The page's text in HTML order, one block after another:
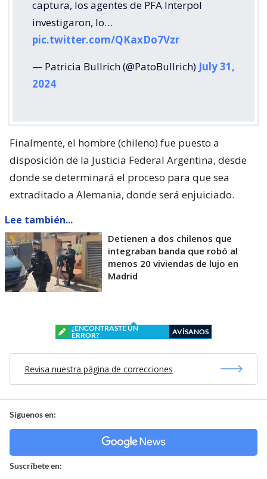
captura, los agentes de PFA Interpol
investigaron, lo…
pic.twitter.com/QKaxDo7Vzr
— Patricia Bullrich (@PatoBullrich) July 31,
2024
Finalmente, el hombre (chileno) fue puesto a
disposición de la Justicia Federal Argentina, desde
donde se determinará el proceso para que sea
extraditado a Alemania, donde será enjuiciado.
Lee también...
Detienen a dos chilenos que
integraban banda que robó al
menos 20 viviendas de lujo en
Madrid
¿ENCONTRASTE UN
ERROR?
AVÍSANOS
Revisa nuestra página de correcciones
Síguenos en:
Suscríbete en: